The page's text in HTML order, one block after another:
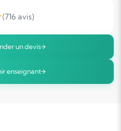
(716 avis)
un devis
enseignant